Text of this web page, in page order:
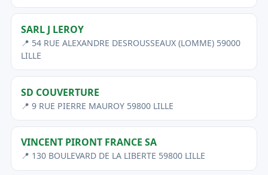
SARL J LEROY
📍 54 RUE ALEXANDRE DESROUSSEAUX (LOMME) 59000
LILLE
SD COUVERTURE
📍 9 RUE PIERRE MAUROY 59800 LILLE
VINCENT PIRONT FRANCE SA
📍 130 BOULEVARD DE LA LIBERTE 59800 LILLE